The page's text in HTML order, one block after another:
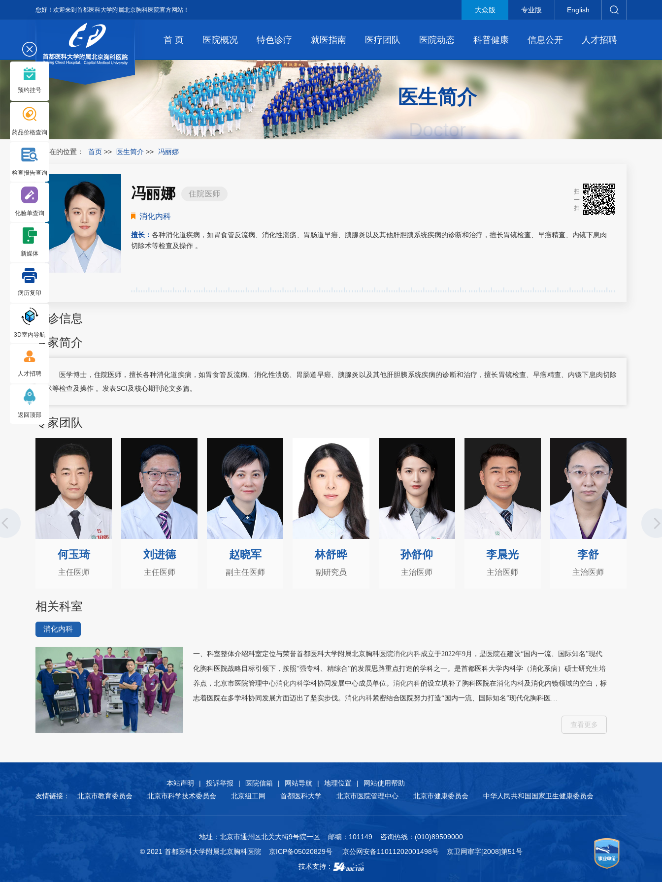
您好！欢迎来到首都医科大学附属北京胸科医院官方网站！ 大众版 专业版 English
首 页 医院概况 特色诊疗 就医指南 医疗团队 医院动态 科普健康 信息公开 人才招聘
医生简介
Doctor
您所在的位置： 首页 >> 医生简介 >> 冯丽娜
冯丽娜 住院医师
消化内科
扫
一
扫
擅长： 各种消化道疾病，如胃食管反流病、消化性溃疡、胃肠道早癌、胰腺炎以及其他肝胆胰系统疾病的诊断和治疗，擅长胃镜检查、早癌精查、内镜下息肉
切除术等检查及操作 。
出诊信息
专家简介
医学博士，住院医师，擅长各种消化道疾病，如胃食管反流病、消化性溃疡、胃肠道早癌、胰腺炎以及其他肝胆胰系统疾病的诊断和治疗，擅长胃镜检查、早癌精查、内镜下息肉切除
术等检查及操作 。发表SCI及核心期刊论文多篇。
专家团队
刘进德
主任医师
赵晓军
副主任医师
林舒晔
副研究员
孙舒仰
主治医师
李晨光
主治医师
李舒
主治医师
王思诣
住院医师
相关科室
消化内科
一、科室整体介绍科室定位与荣誉首都医科大学附属北京胸科医院消化内科成立于2022年9月，是医院在建设“国内一流、国际知名”现代
化胸科医院战略目标引领下，按照“强专科、精综合”的发展思路重点打造的学科之一。是首都医科大学内科学（消化系病）硕士研究生培
养点，北京市医院管理中心消化内科学科协同发展中心成员单位。 消化内科的设立填补了胸科医院在消化内科及消化内镜领域的空白，标
志着医院在多学科协同发展方面迈出了坚实步伐。 消化内科紧密结合医院努力打造“国内一流、国际知名”现代化胸科医…
查看更多
本站声明 | 投诉举报 | 医院信箱 | 网站导航 | 地理位置 |
网站使用帮助
友情链接：
北京市教育委员会 北京市科学技术委员会 北京组工网 首都医科大学 北京市医院管理中心 北京市健康委员会 中华人民共和国国家卫生健康委员会
地址：北京市通州区北关大街9号院一区 邮编：101149 咨询热线：(010)89509000
© 2021 首都医科大学附属北京胸科医院 京ICP备05020829号京公网安备11011202001498号 京卫网审字[2008]第51号
技术支持：
预约挂号
药品价格查询
检查报告查询
化验单查询
新媒体
病历复印
3D室内导航
人才招聘
返回顶部